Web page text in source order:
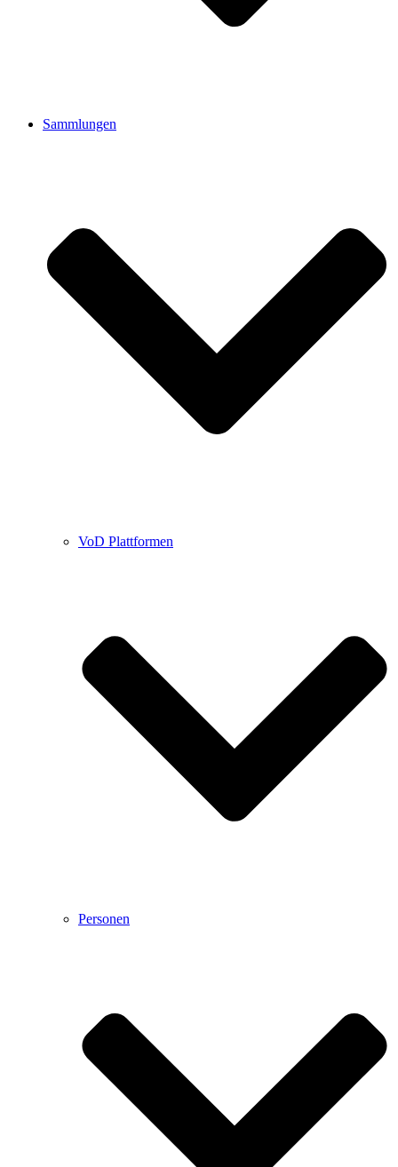
Sammlungen
VoD Plattformen
Personen